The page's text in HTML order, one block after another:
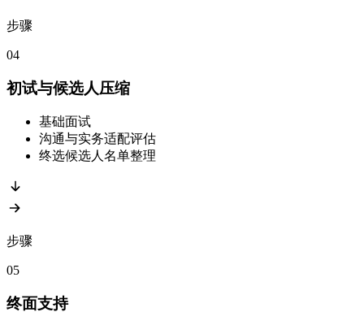
步骤
04
初试与候选人压缩
基础面试
沟通与实务适配评估
终选候选人名单整理
步骤
05
终面支持